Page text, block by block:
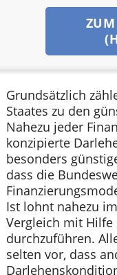
Grundsätzlich
Staates zu den
Nahezu jeder
konzipierte
besonders
dass die
Ist lohnt nahezu
Vergleich mit Hilfe
durchzuführen.
selten vor, dass